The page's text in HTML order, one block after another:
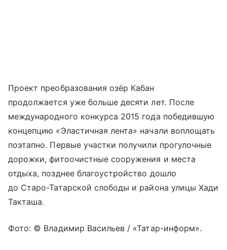
Проект преобразования озёр Кабан
продолжается уже больше десяти лет. После
международного конкурса 2015 года победившую
концепцию «Эластичная лента» начали воплощать
поэтапно. Первые участки получили прогулочные
дорожки, фитоочистные сооружения и места
отдыха, позднее благоустройство дошло
до Старо-Татарской слободы и района улицы Хади
Такташа.
Фото: © Владимир Васильев / «Татар-информ».